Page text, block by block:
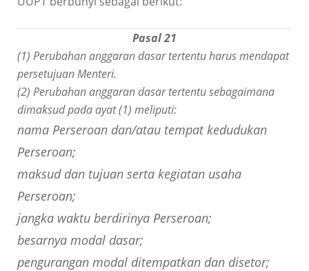
Pasal 21
(1) Perubahan anggaran dasar tertentu harus mendapat
persetujuan Menteri.
(2) Perubahan anggaran dasar tertentu sebagaimana
dimaksud pada ayat (1) meliputi:
nama Perseroan dan/atau tempat kedudukan
Perseroan;
maksud dan tujuan serta kegiatan usaha
Perseroan;
jangka waktu berdirinya Perseroan;
besarnya modal dasar;
pengurangan modal ditempatkan dan disetor;